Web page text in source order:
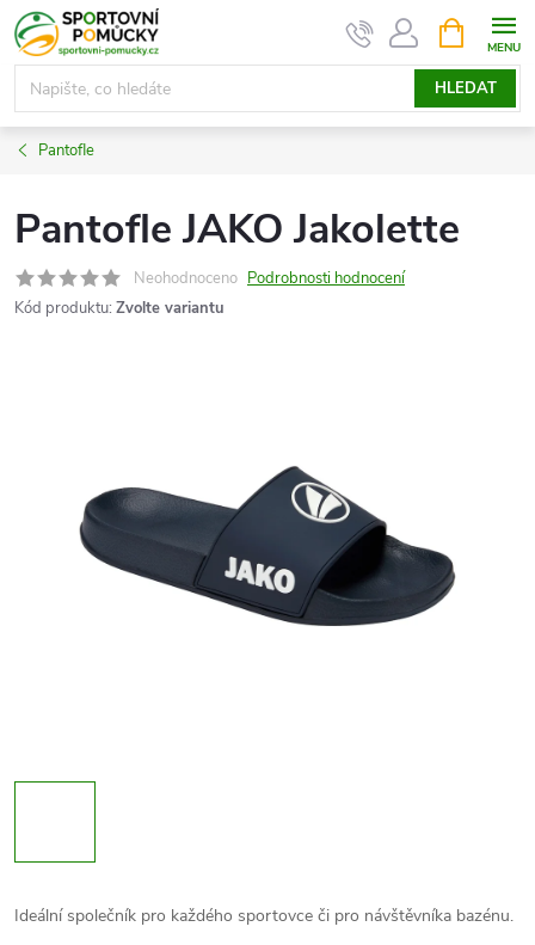
Přejít
na
obsah
HLEDAT
NÁKUPNÍ
KOŠÍK
Pantofle
Pantofle JAKO Jakolette
Neohodnoceno Podrobnosti hodnocení
Kód produktu: Zvolte variantu
Ideální společník pro každého sportovce či pro návštěvníka bazénu.